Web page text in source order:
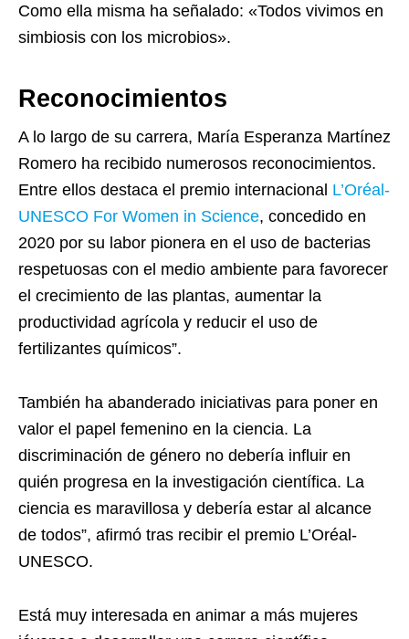
Como ella misma ha señalado: «Todos vivimos en
simbiosis con los microbios».
Reconocimientos
A lo largo de su carrera, María Esperanza Martínez
Romero ha recibido numerosos reconocimientos.
Entre ellos destaca el premio internacional L’Oréal-
UNESCO For Women in Science, concedido en
2020 por su labor pionera en el uso de bacterias
respetuosas con el medio ambiente para favorecer
el crecimiento de las plantas, aumentar la
productividad agrícola y reducir el uso de
fertilizantes químicos”.
También ha abanderado iniciativas para poner en
valor el papel femenino en la ciencia. La
discriminación de género no debería influir en
quién progresa en la investigación científica. La
ciencia es maravillosa y debería estar al alcance
de todos”, afirmó tras recibir el premio L’Oréal-
UNESCO.
Está muy interesada en animar a más mujeres